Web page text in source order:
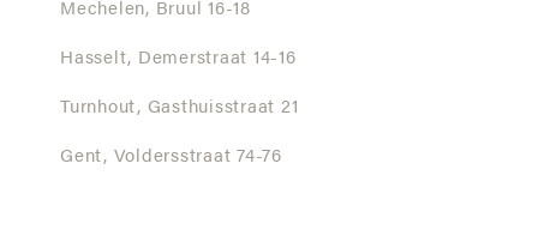
Mechelen, Bruul 16-18
Hasselt, Demerstraat 14-16
Turnhout, Gasthuisstraat 21
Gent, Voldersstraat 74-76